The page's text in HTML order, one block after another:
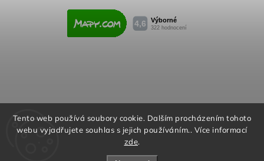
Tento web používá soubory cookie. Dalším procházením tohoto
webu vyjadřujete souhlas s jejich používáním.. Více informací
zde.
Obchodní podmínky
Reklamační řád
Podmínky ochrany osobních údajů